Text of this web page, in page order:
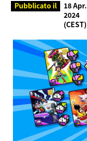
Pubblicato il
18 Apr.
2024
(CEST)